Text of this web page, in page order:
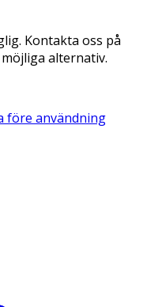
Kontakta oss på
alternativ.
före användning